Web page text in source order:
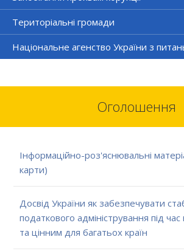
Територіальні громади
Національне агенство України з
Оголошення
Інформаційно-роз'яснювальні
карти)
Досвід України як забезпечувати
податкового адміністрування під час
та цінним для багатьох країн